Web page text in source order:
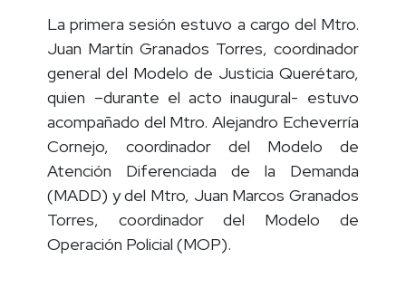
La primera sesión estuvo a cargo del Mtro.
Juan Martín Granados Torres, coordinador
general del Modelo de Justicia Querétaro,
quien –durante el acto inaugural- estuvo
acompañado del Mtro. Alejandro Echeverría
Cornejo, coordinador del Modelo de
Atención Diferenciada de la Demanda
(MADD) y del Mtro, Juan Marcos Granados
Torres, coordinador del Modelo de
Operación Policial (MOP).